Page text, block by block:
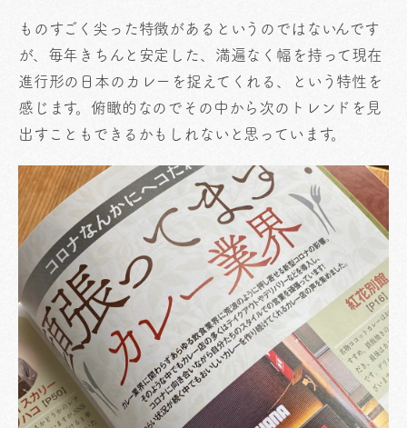
ものすごく尖った特徴があるというのではないんです
が、毎年きちんと安定した、満遍なく幅を持って現在
進行形の日本のカレーを捉えてくれる、という特性を
感じます。俯瞰的なのでその中から次のトレンドを見
出すこともできるかもしれないと思っています。